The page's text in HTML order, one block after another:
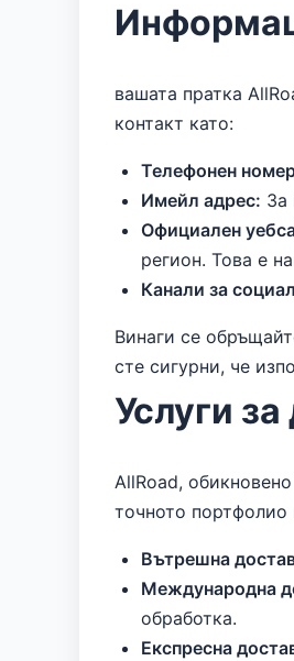
вашата пратка
контакт като:
Телефонен
Имейл адрес: За
Официален
регион. Това е
Канали за
Винаги се
сте сигурни, че
Услуги
AllRoad,
точното
Вътрешна
Международна
обработка.
Експресна